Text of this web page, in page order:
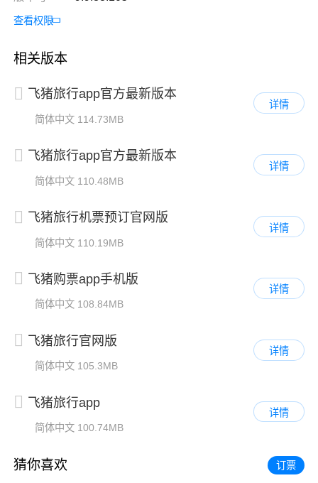
查看权限
相关版本
飞猪旅行app官方最新版本
简体中文 114.73MB
详情
飞猪旅行app官方最新版本
简体中文 110.48MB
详情
飞猪旅行机票预订官网版
简体中文 110.19MB
详情
飞猪购票app手机版
简体中文 108.84MB
详情
飞猪旅行官网版
简体中文 105.3MB
详情
飞猪旅行app
简体中文 100.74MB
详情
猜你喜欢 订票